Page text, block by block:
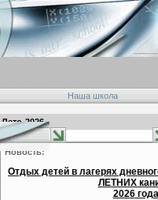
Наша школа
Лето-2026
Новость:
Отдых детей в лагерях
ЛЕТНИХ
2026